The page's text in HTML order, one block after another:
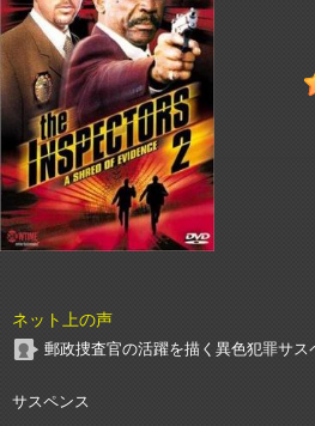
ネット上の声
郵政捜査官の活躍を描く異色犯罪サス
サスペンス